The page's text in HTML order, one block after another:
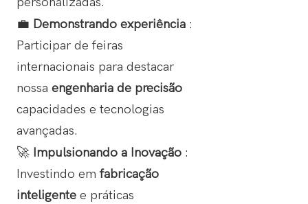
💼 Demonstrando experiência :
Participar de feiras
internacionais para destacar
nossa engenharia de precisão
capacidades e tecnologias
avançadas.
🚀 Impulsionando a Inovação :
Investindo emfabricação
inteligente e práticas